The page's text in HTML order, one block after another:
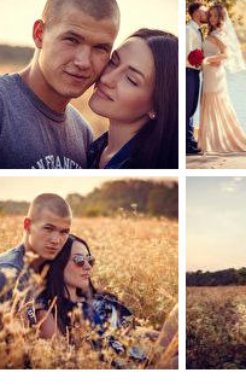
0 0